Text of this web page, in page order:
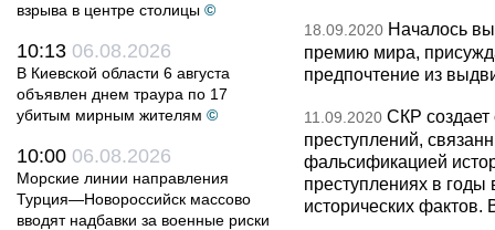
взрыва в центре столицы ©
10:13 06.08.2026
В Киевской области 6 августа
объявлен днем траура по 17
убитым мирным жителям ©
10:00 06.08.2026
Морские линии направления
Турция—Новороссийск массово
вводят надбавки за военные риски
18.09.2020 Началось
премию мира,
предпочтение из
11.09.2020 СКР создает
преступлений,
фальсификацией
преступлениях в
исторических